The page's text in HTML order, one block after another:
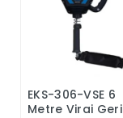
Sepete
EKS-306-VSE 6
Metre Viraj Geri